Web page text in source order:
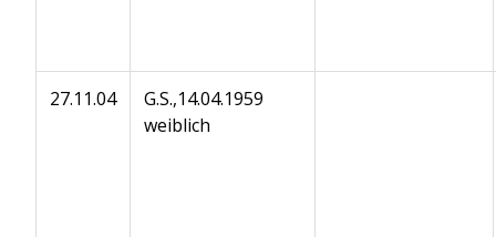
27.11.04
G.S.,14.04.1959
weiblich